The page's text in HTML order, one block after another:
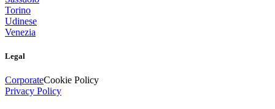
Torino
Udinese
Venezia
Legal
CorporateCookie Policy
Privacy Policy